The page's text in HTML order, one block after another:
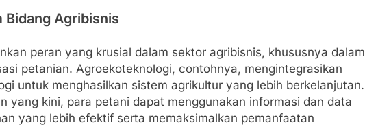
Bidang Agribisnis
peran yang krusial dalam sektor agribisnis, khususnya dalam
petanian. Agroekoteknologi, contohnya, mengintegrasikan
untuk menghasilkan sistem agrikultur yang lebih berkelanjutan.
yang kini, para petani dapat menggunakan informasi dan data
yang lebih efektif serta memaksimalkan pemanfaatan